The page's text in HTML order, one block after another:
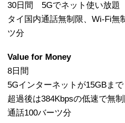
30日間 5Gでネット使い放題
タイ国内通話無制限、Wi-Fi無
ツ分
Value for Money
8日間
5Gインターネットが15GBま
超過後は384Kbpsの低速で無
通話100バーツ分